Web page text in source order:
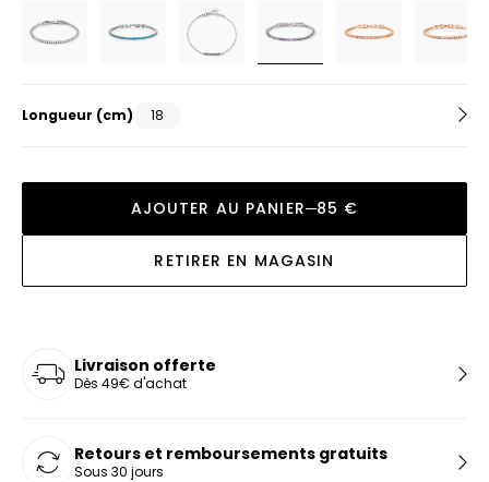
Longueur (cm) 18
AJOUTER AU PANIER 85 €
RETIRER EN MAGASIN
Livraison offerte
Dès 49€ d'achat
Retours et remboursements gratuits
Sous 30 jours